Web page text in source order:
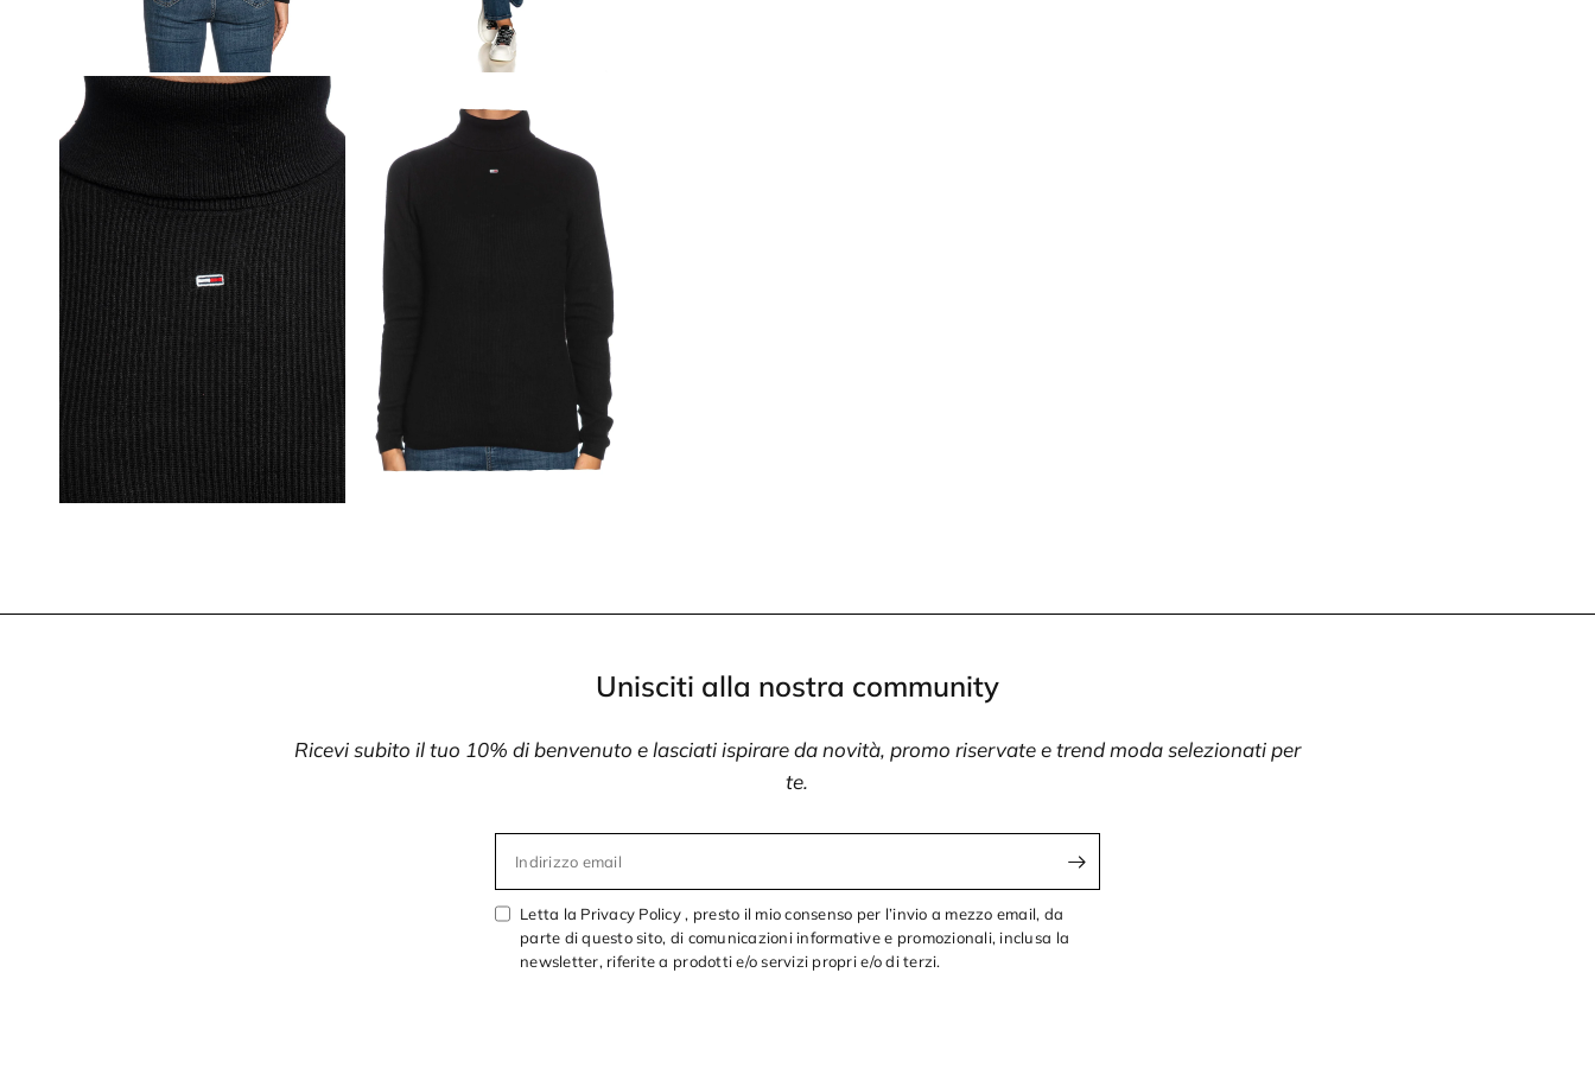
Unisciti alla nostra community
Ricevi subito il tuo 10% di benvenuto e lasciati ispirare da novità, promo riservate e trend moda selezionati per
te.
Indirizzo email
Letta la Privacy Policy , presto il mio consenso per l’invio a mezzo email, da
parte di questo sito, di comunicazioni informative e promozionali, inclusa la
newsletter, riferite a prodotti e/o servizi propri e/o di terzi.